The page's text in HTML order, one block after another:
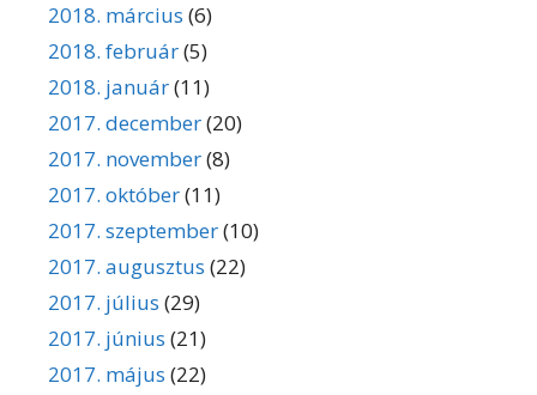
2018. március (6)
2018. február(5)
2018. január(11)
2017. december(20)
2017. november(8)
2017. október(11)
2017. szeptember(10)
2017. augusztus (22)
2017. július (29)
2017. június (21)
2017. május (22)